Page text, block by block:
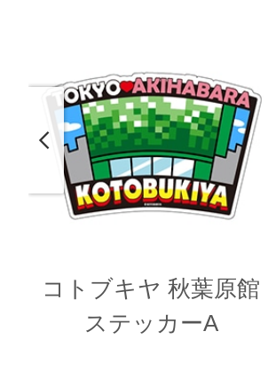
コトブキヤ 秋葉原館
ステッカーA